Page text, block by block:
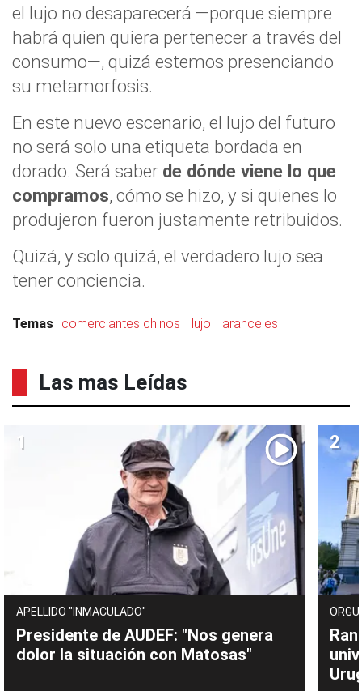
el lujo no desaparecerá —porque siempre
habrá quien quiera pertenecer a través del
consumo—, quizá estemos presenciando
su metamorfosis.
En este nuevo escenario, el lujo del futuro
no será solo una etiqueta bordada en
dorado. Será saber de dónde viene lo que
compramos, cómo se hizo, y si quienes lo
produjeron fueron justamente retribuidos.
Quizá, y solo quizá, el verdadero lujo sea
tener conciencia.
Temas comerciantes chinos lujo aranceles
Las mas Leídas
APELLIDO "INMACULADO"
Presidente de AUDEF: "Nos genera
dolor la situación con Matosas"